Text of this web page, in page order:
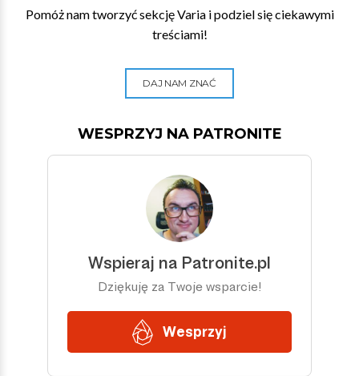
Pomóż nam tworzyć sekcję Varia i podziel się ciekawymi
treściami!
DAJ NAM ZNAĆ
WESPRZYJ NA PATRONITE